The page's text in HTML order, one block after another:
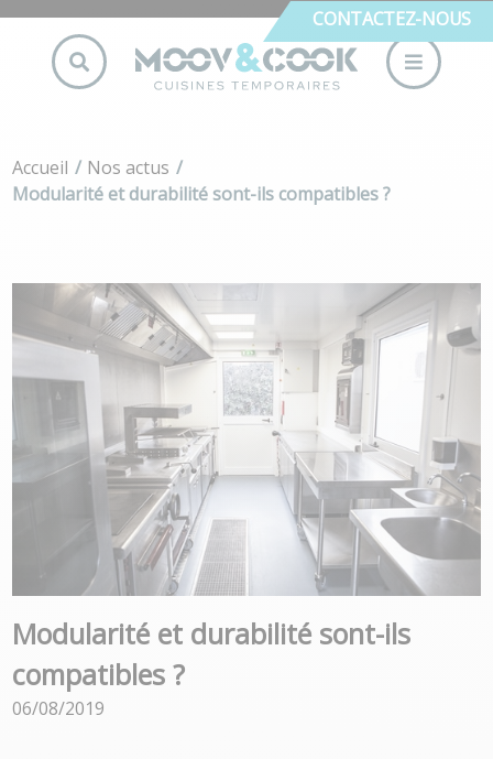
CONTACTEZ-NOUS
Accueil
Nos actus
Modularité et durabilité sont-ils compatibles ?
Modularité et durabilité sont-ils
compatibles ?
06/08/2019